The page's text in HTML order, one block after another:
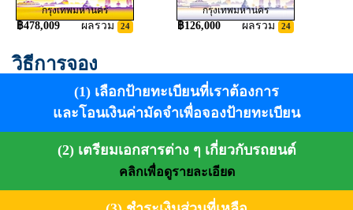
กรุงเทพมหานคร
฿478,009 ผลรวม 24
กรุงเทพมหานคร
฿126,000 ผลรวม 24
วิธีการจอง
(1) เลือกป้ายทะเบียนที่เราต้องการ
และโอนเงินค่ามัดจำเพื่อจองป้ายทะเบียน
(2) เตรียมเอกสารต่าง ๆ เกี่ยวกับรถยนต์
คลิกเพื่อดูรายละเอียด